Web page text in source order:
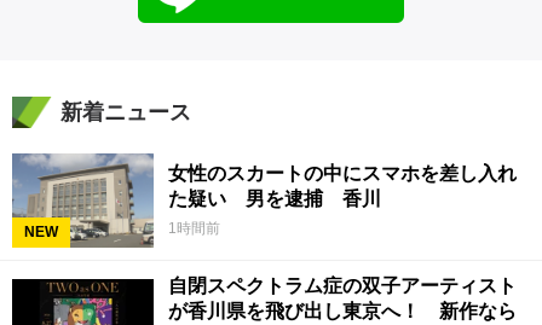
新着ニュース
NEW
女性のスカートの中にスマホを差し入れ
た疑い 男を逮捕 香川
1時間前
自閉スペクトラム症の双子アーティスト
が香川県を飛び出し東京へ！ 新作なら